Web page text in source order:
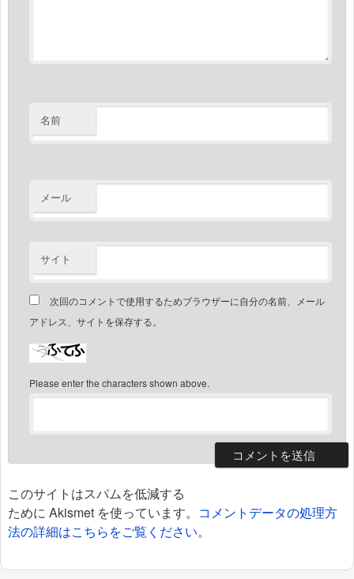
名前
メール
サイト
次回のコメントで使用するためブラウザーに自分の名前、メール
アドレス、サイトを保存する。
Please enter the characters shown above.
このサイトはスパムを低減する
ために Akismet を使っています。 コメントデータの処理方
法の詳細はこちらをご覧ください。